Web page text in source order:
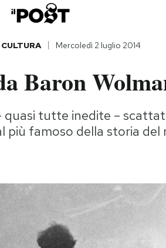
CULTURA Mercoledì 2 luglio 2014
Baron
quasi tutte inedite –
più famoso della storia del